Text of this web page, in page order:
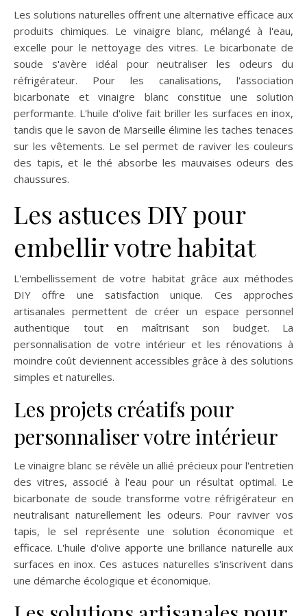
Les solutions naturelles offrent une alternative efficace aux
produits chimiques. Le vinaigre blanc, mélangé à l'eau,
excelle pour le nettoyage des vitres. Le bicarbonate de
soude s'avère idéal pour neutraliser les odeurs du
réfrigérateur. Pour les canalisations, l'association
bicarbonate et vinaigre blanc constitue une solution
performante. L'huile d'olive fait briller les surfaces en inox,
tandis que le savon de Marseille élimine les taches tenaces
sur les vêtements. Le sel permet de raviver les couleurs
des tapis, et le thé absorbe les mauvaises odeurs des
chaussures.
Les astuces DIY pour
embellir votre habitat
L'embellissement de votre habitat grâce aux méthodes
DIY offre une satisfaction unique. Ces approches
artisanales permettent de créer un espace personnel
authentique tout en maîtrisant son budget. La
personnalisation de votre intérieur et les rénovations à
moindre coût deviennent accessibles grâce à des solutions
simples et naturelles.
Les projets créatifs pour
personnaliser votre intérieur
Le vinaigre blanc se révèle un allié précieux pour l'entretien
des vitres, associé à l'eau pour un résultat optimal. Le
bicarbonate de soude transforme votre réfrigérateur en
neutralisant naturellement les odeurs. Pour raviver vos
tapis, le sel représente une solution économique et
efficace. L'huile d'olive apporte une brillance naturelle aux
surfaces en inox. Ces astuces naturelles s'inscrivent dans
une démarche écologique et économique.